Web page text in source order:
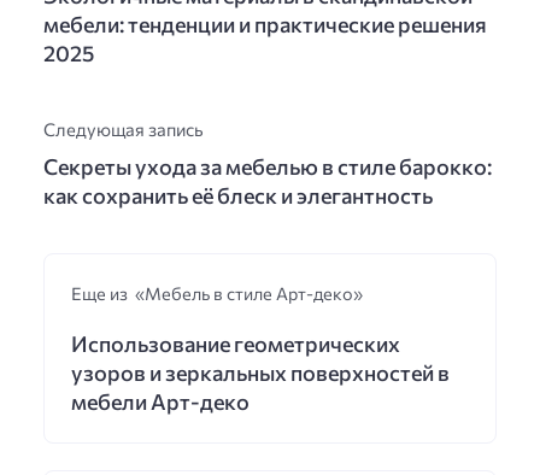
мебели: тенденции и практические решения
2025
Следующая запись
Секреты ухода за мебелью в стиле барокко:
как сохранить её блеск и элегантность
Еще из «Мебель в стиле Арт-деко»
Использование геометрических
узоров и зеркальных поверхностей в
мебели Арт-деко